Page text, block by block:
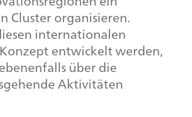
Cluster organisieren.
internationalen
entwickelt werden,
über die
Aktivitäten